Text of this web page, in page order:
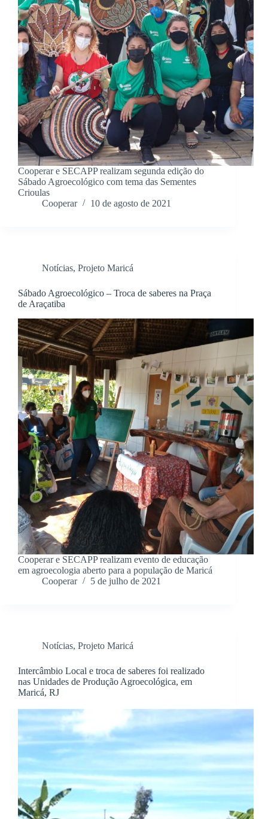
Cooperar e SECAPP realizam segunda edição do
Sábado Agroecológico com tema das Sementes
Crioulas
Cooperar
10 de agosto de 2021
Notícias, Projeto Maricá
Sábado Agroecológico – Troca de saberes na Praça
de Araçatiba
Cooperar e SECAPP realizam evento de educação
em agroecologia aberto para a população de Maricá
Cooperar
5 de julho de 2021
Notícias, Projeto Maricá
Intercâmbio Local e troca de saberes foi realizado
nas Unidades de Produção Agroecológica, em
Maricá, RJ